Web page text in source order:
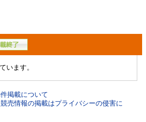
います。
掲載について
競売情報の掲載はプライバシーの侵害に